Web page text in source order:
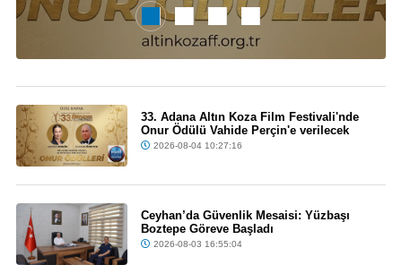
33. Adana Altın Koza Film Festivali'nde
Onur Ödülü Vahide Perçin'e verilecek
2026-08-04 10:27:16
Ceyhan’da Güvenlik Mesaisi: Yüzbaşı
Boztepe Göreve Başladı
2026-08-03 16:55:04